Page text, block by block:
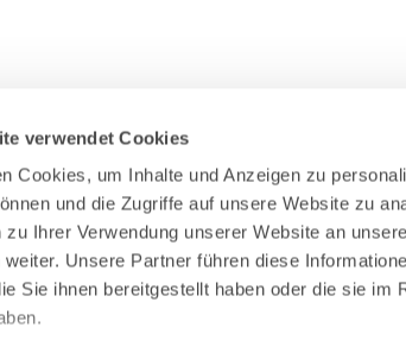
verwendet Cookies
Cookies, um Inhalte und Anzeigen zu
und die Zugriffe auf unsere Website zu
zu Ihrer Verwendung unserer Website an
weiter. Unsere Partner führen diese
Sie ihnen bereitgestellt haben oder die sie im
Zahlung & Versand
Rücksendungen/
Muster Widerrufsformular